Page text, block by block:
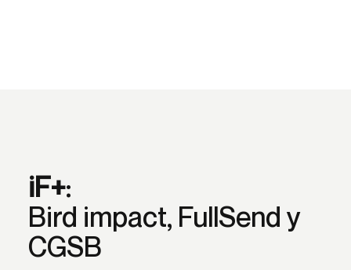
iF+:
Bird impact, FullSend y
CGSB